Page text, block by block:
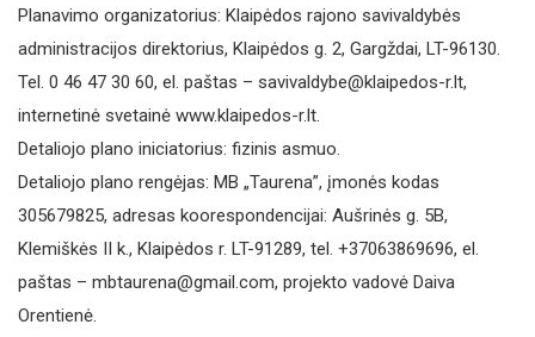
Planavimo organizatorius: Klaipėdos rajono savivaldybės
administracijos direktorius, Klaipėdos g. 2, Gargždai, LT-96130.
Tel. 0 46 47 30 60, el. paštas – savivaldybe@klaipedos-r.lt,
internetinė svetainė www.klaipedos-r.lt.
Detaliojo plano iniciatorius: fizinis asmuo.
Detaliojo plano rengėjas: MB „Taurena”, įmonės kodas
305679825, adresas koorespondencijai: Aušrinės g. 5B,
Klemiškės II k., Klaipėdos r. LT-91289, tel. +37063869696, el.
paštas – mbtaurena@gmail.com, projekto vadovė Daiva
Orentienė.